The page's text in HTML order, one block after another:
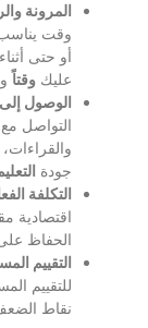
المرونة
وقت
أو حتى
عليك وقتاً
الوصول
التواصل
جودة
التكلفة
اقتصادية
الحفاظ
التقييم
للتقييم
نقاط